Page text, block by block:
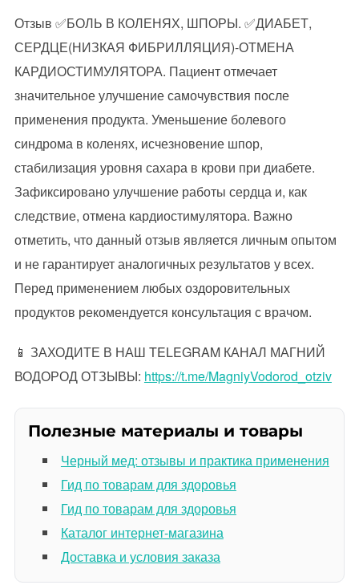
Отзыв ✅БОЛЬ В КОЛЕНЯХ, ШПОРЫ. ✅ДИАБЕТ,
СЕРДЦЕ(НИЗКАЯ ФИБРИЛЛЯЦИЯ)-ОТМЕНА
КАРДИОСТИМУЛЯТОРА. Пациент отмечает
значительное улучшение самочувствия после
применения продукта. Уменьшение болевого
синдрома в коленях, исчезновение шпор,
стабилизация уровня сахара в крови при диабете.
Зафиксировано улучшение работы сердца и, как
следствие, отмена кардиостимулятора. Важно
отметить, что данный отзыв является личным опытом
и не гарантирует аналогичных результатов у всех.
Перед применением любых оздоровительных
продуктов рекомендуется консультация с врачом.
📱 ЗАХОДИТЕ В НАШ TELEGRAM КАНАЛ МАГНИЙ
ВОДОРОД ОТЗЫВЫ: https://t.me/MagniyVodorod_otziv
Полезные материалы и товары
Черный мед: отзывы и практика применения
Гид по товарам для здоровья
Гид по товарам для здоровья
Каталог интернет-магазина
Доставка и условия заказа